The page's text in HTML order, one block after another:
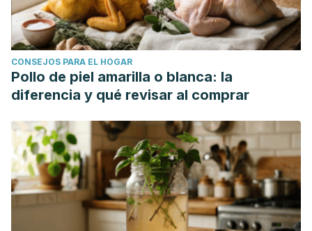
CONSEJOS PARA EL HOGAR
Pollo de piel amarilla o blanca: la
diferencia y qué revisar al comprar